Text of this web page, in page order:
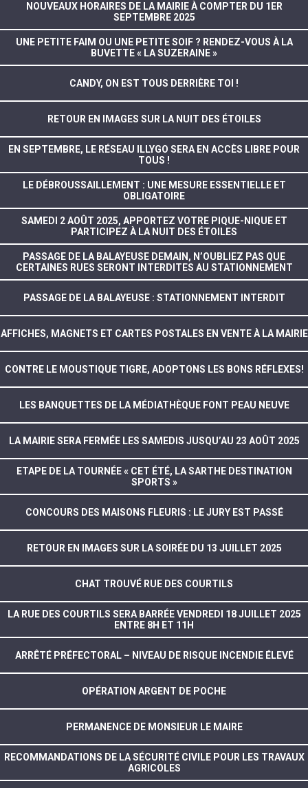
NOUVEAUX HORAIRES DE LA MAIRIE À COMPTER DU 1ER
SEPTEMBRE 2025
UNE PETITE FAIM OU UNE PETITE SOIF ? RENDEZ-VOUS À LA
BUVETTE « LA SUZERAINE »
CANDY, ON EST TOUS DERRIÈRE TOI !
RETOUR EN IMAGES SUR LA NUIT DES ÉTOILES
EN SEPTEMBRE, LE RÉSEAU ILLYGO SERA EN ACCÈS LIBRE POUR
TOUS !
LE DÉBROUSSAILLEMENT : UNE MESURE ESSENTIELLE ET
OBLIGATOIRE
SAMEDI 2 AOÛT 2025, APPORTEZ VOTRE PIQUE-NIQUE ET
PARTICIPEZ À LA NUIT DES ÉTOILES
PASSAGE DE LA BALAYEUSE DEMAIN, N’OUBLIEZ PAS QUE
CERTAINES RUES SERONT INTERDITES AU STATIONNEMENT
PASSAGE DE LA BALAYEUSE : STATIONNEMENT INTERDIT
AFFICHES, MAGNETS ET CARTES POSTALES EN VENTE À LA MAIRIE
CONTRE LE MOUSTIQUE TIGRE, ADOPTONS LES BONS RÉFLEXES!
LES BANQUETTES DE LA MÉDIATHÈQUE FONT PEAU NEUVE
LA MAIRIE SERA FERMÉE LES SAMEDIS JUSQU’AU 23 AOÛT 2025
ETAPE DE LA TOURNÉE « CET ÉTÉ, LA SARTHE DESTINATION
SPORTS »
CONCOURS DES MAISONS FLEURIS : LE JURY EST PASSÉ
RETOUR EN IMAGES SUR LA SOIRÉE DU 13 JUILLET 2025
CHAT TROUVÉ RUE DES COURTILS
LA RUE DES COURTILS SERA BARRÉE VENDREDI 18 JUILLET 2025
ENTRE 8H ET 11H
ARRÊTÉ PRÉFECTORAL – NIVEAU DE RISQUE INCENDIE ÉLEVÉ
OPÉRATION ARGENT DE POCHE
PERMANENCE DE MONSIEUR LE MAIRE
RECOMMANDATIONS DE LA SÉCURITÉ CIVILE POUR LES TRAVAUX
AGRICOLES